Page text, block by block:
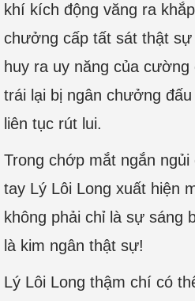
khí kích động văng ra
chưởng cấp tất sát thật
huy ra uy năng của cường
trái lại bị ngân chưởng
liên tục rút lui.
Trong chớp mắt ngắn
tay Lý Lôi Long xuất hiện
không phải chỉ là sự sáng
là kim ngân thật sự!
Lý Lôi Long thậm chí có